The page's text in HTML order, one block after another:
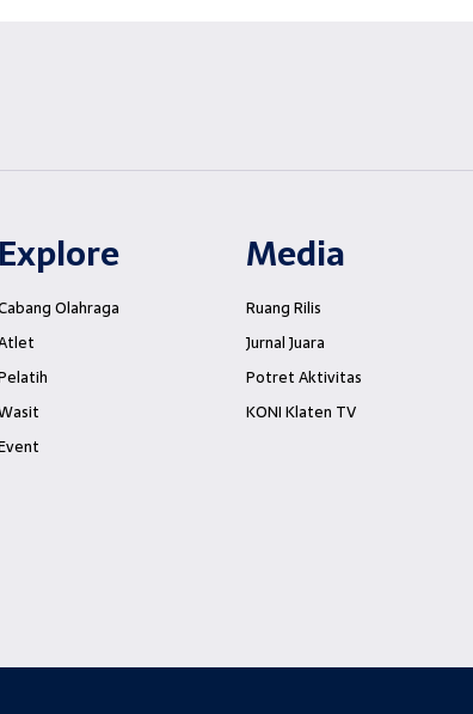
Explore
Olahraga
Media
Ruang Rilis
Jurnal Juara
Potret Aktivitas
KONI Klaten TV